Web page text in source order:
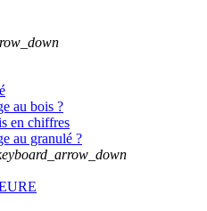
au bois ?
en chiffres
au granulé ?